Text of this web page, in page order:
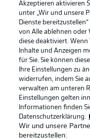
Szoboszlai holt
bringt er den Ball
den Angriff ab.
Bisher spielt sich
Teams stehen
Durchkommen
Szoboszlai
Der Leipziger
Akzeptieren aktivieren
unter „Wir und unsere
Dienste
von Alle ablehnen
diese deaktiviert.
Inhalte und Anzeigen
für Sie. Sie können
Ihre Einstellungen zu
widerrufen, indem Sie
verwalten am unteren
Einstellungen gelten
Informationen finden
Datenschutzerklärung.
Wir und unsere
bereitzustellen: